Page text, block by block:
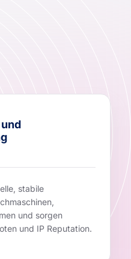
stabile
und sorgen
und IP Reputation.